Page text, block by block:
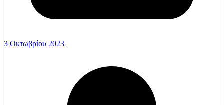
3 Οκτωβρίου 2023